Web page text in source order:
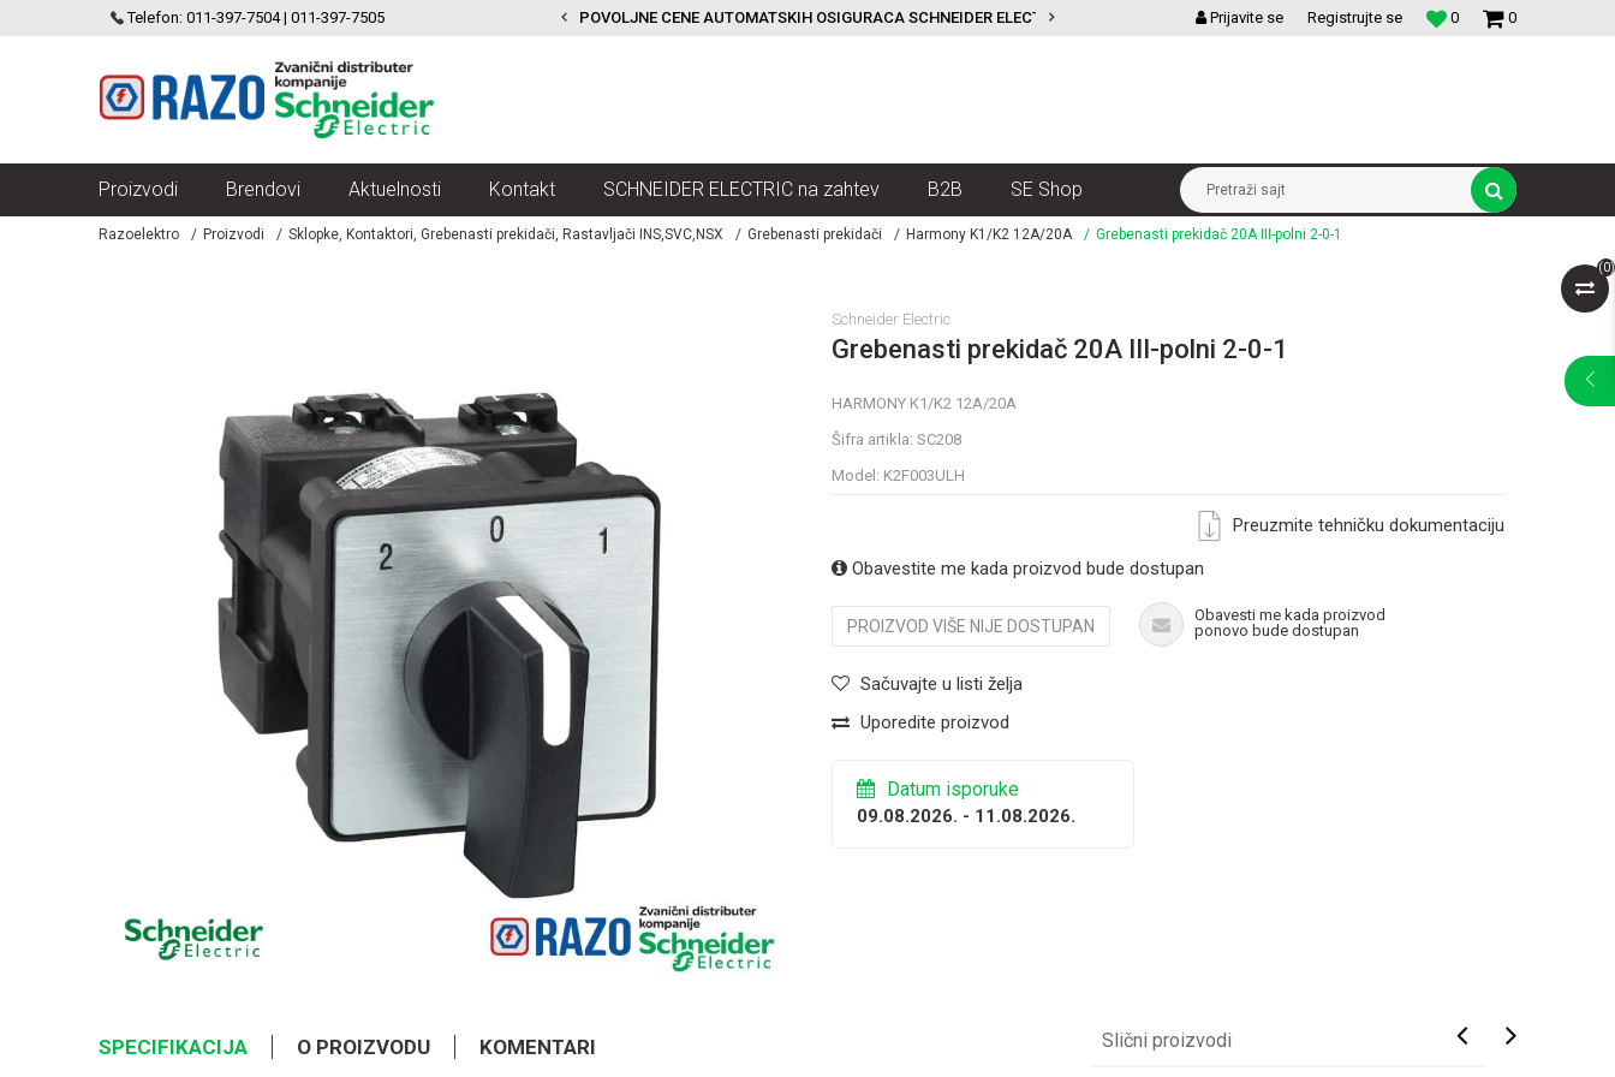
Telefon: 011-397-7504 | 011-397-7505
ELECTRIC VELIKI IZBOR MODULARNIH PREKIDACA I UTICNICA POVOLJNE CENE AUTOMATSKIH OSIGURACA SCHNEIDER ELECTRIC VELIKI IZBOR MODULARNIH PREKIDACA I UTICNICA 0
0
Prijavite se Registrujte se
Proizvodi Brendovi Aktuelnosti Kontakt SCHNEIDER ELECTRIC na zahtev B2B SE Shop Pretraži sajt
(0)
Razoelektro Proizvodi Sklopke, Kontaktori, Grebenasti prekidači, Rastavljači INS,SVC,NSX Grebenasti prekidači Harmony K1/K2 12A/20A Grebenasti prekidač 20A III-polni 2-0-1
Schneider Electric
Grebenasti prekidač 20A III-polni 2-0-1
HARMONY K1/K2 12A/20A
Šifra artikla: SC208
Model: K2F003ULH
Preuzmite tehničku dokumentaciju
Obavestite me kada proizvod bude dostupan
PROIZVOD VIŠE NIJE DOSTUPAN
Obavesti me kada proizvod
ponovo bude dostupan
Sačuvajte u listi želja
Uporedite proizvod
Datum isporuke
09.08.2026. - 11.08.2026.
SPECIFIKACIJA O PROIZVODU KOMENTARI Slični proizvodi